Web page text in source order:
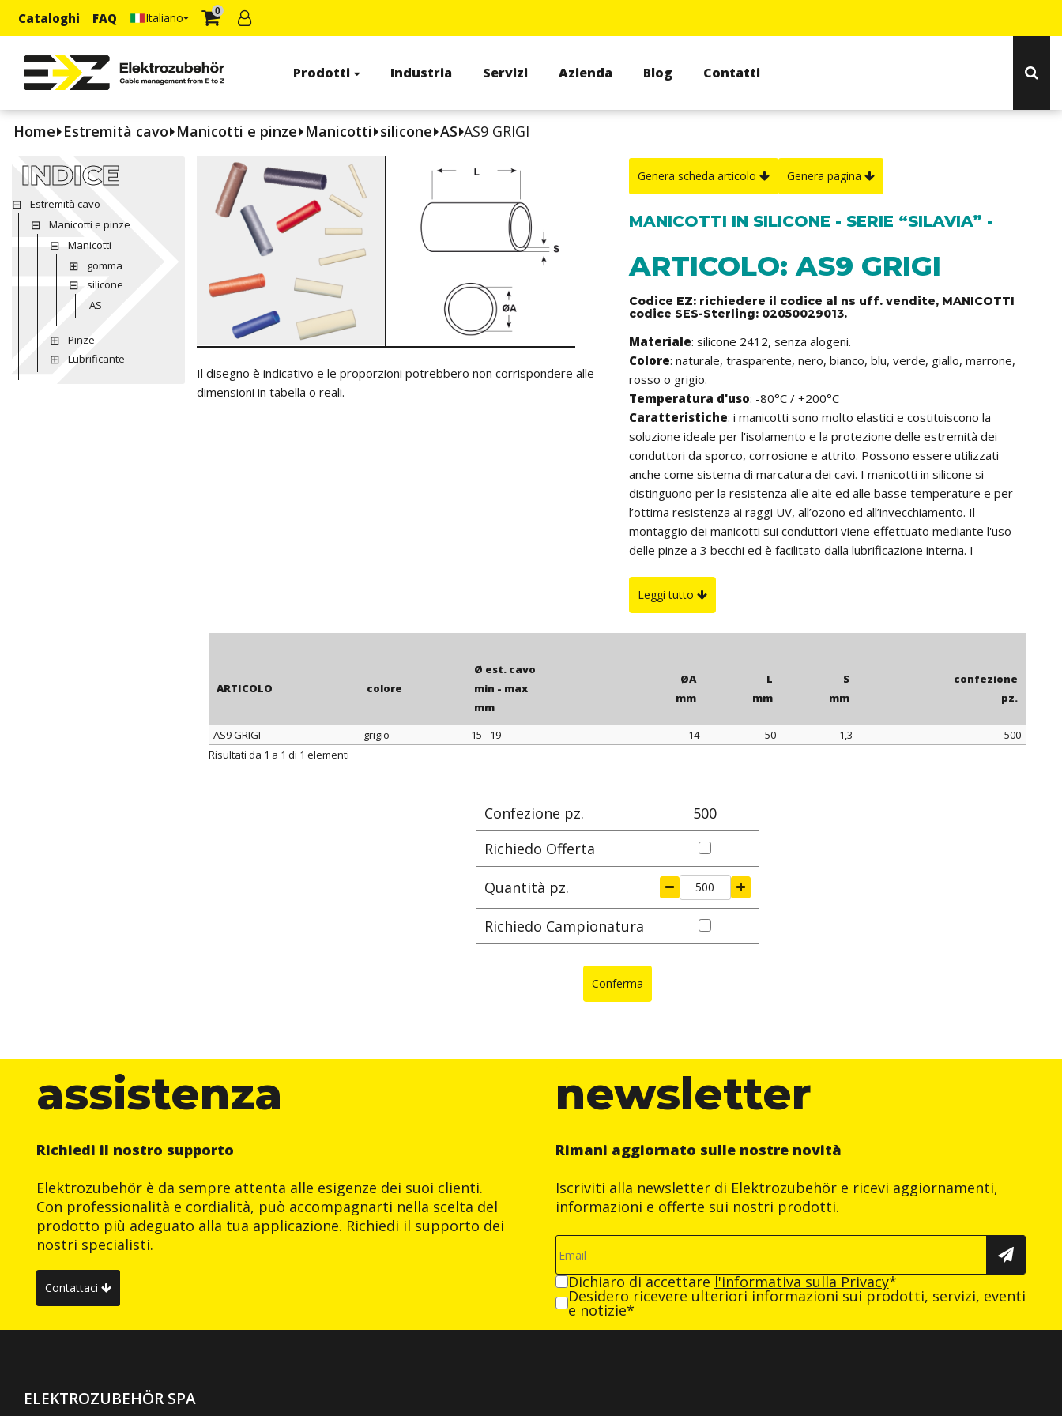
Cataloghi FAQ Italiano 0
Prodotti Industria Servizi Azienda Blog Contatti
Home Estremità cavo Manicotti e pinze Manicotti silicone AS AS9 GRIGI
INDICE
Estremità cavo
Manicotti e pinze
Manicotti
gomma
silicone
AS
Pinze
Lubrificante
Il disegno è indicativo e le proporzioni potrebbero non corrispondere alle
dimensioni in tabella o reali.
Genera scheda articolo Genera pagina
MANICOTTI IN SILICONE - SERIE “SILAVIA” -
ARTICOLO: AS9 GRIGI
Codice EZ: richiedere il codice al ns uff. vendite, MANICOTTI
codice SES-Sterling: 02050029013.
Materiale: silicone 2412, senza alogeni.
Colore: naturale, trasparente, nero, bianco, blu, verde, giallo, marrone,
rosso o grigio.
Temperatura d'uso: -80°C / +200°C
Caratteristiche: i manicotti sono molto elastici e costituiscono la
soluzione ideale per l'isolamento e la protezione delle estremità dei
conduttori da sporco, corrosione e attrito. Possono essere utilizzati
anche come sistema di marcatura dei cavi. I manicotti in silicone si
distinguono per la resistenza alle alte ed alle basse temperature e per
l’ottima resistenza ai raggi UV, all’ozono ed all’invecchiamento. Il
montaggio dei manicotti sui conduttori viene effettuato mediante l'uso
delle pinze a 3 becchi ed è facilitato dalla lubrificazione interna. I
internamente; per cui, per facilitare il montaggio di questi sulle pinze è
consigliabile l'utilizzo del lubrificante LUB 2.
Leggi tutto
ARTICOLO colore
Ø est. cavo
min - max
mm
ØA
mm
L
mm
S
mm
confezione
pz.
ARTICOLO
AS9 GRIGI grigio 15 - 19 14 50 1,3
500
Risultati da 1 a 1 di 1 elementi
Confezione pz.
500
Richiedo Offerta
Quantità pz.
Richiedo Campionatura
Conferma
assistenza
Richiedi il nostro supporto
Elektrozubehör è da sempre attenta alle esigenze dei suoi clienti.
Con professionalità e cordialità, può accompagnarti nella scelta del
prodotto più adeguato alla tua applicazione. Richiedi il supporto dei
nostri specialisti.
Contattaci
newsletter
Rimani aggiornato sulle nostre novità
Iscriviti alla newsletter di Elektrozubehör e ricevi aggiornamenti,
informazioni e offerte sui nostri prodotti.
Dichiaro di accettare l'informativa sulla Privacy*
Desidero ricevere ulteriori informazioni sui prodotti, servizi, eventi
e notizie*
ELEKTROZUBEHÖR SPA